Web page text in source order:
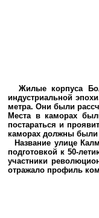
Жилые корпуса
индустриальной
метра. Они были
Места в каморах
постараться и
каморах должны были
Название улице
подготовкой к 50-
участники
отражало профиль